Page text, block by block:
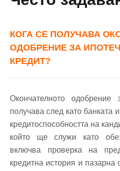
Забравена парола?
Вход
или
Вход с
КОГА СЕ ПОЛУЧАВА
ОДОБРЕНИЕ ЗА
КРЕДИТ?
Окончателното одобрение
получава след като банката
кредитоспособността на
който ще служи като
включва проверка на
кредитна история и